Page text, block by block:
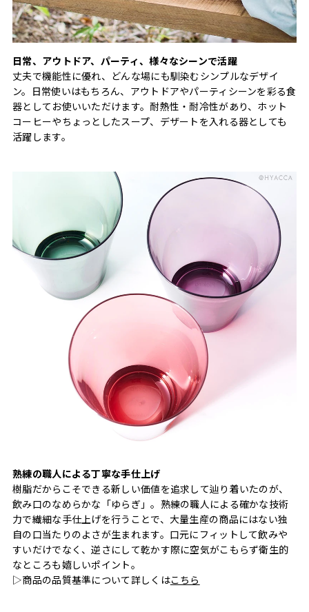
日常、アウトドア、パーティ、様々なシーンで活躍
丈夫で機能性に優れ、どんな場にも馴染むシンプルなデザイ
ン。日常使いはもちろん、アウトドアやパーティシーンを彩る食
器としてお使いいただけます。耐熱性・耐冷性があり、ホット
コーヒーやちょっとしたスープ、デザートを入れる器としても
活躍します。
熟練の職人による丁寧な手仕上げ
樹脂だからこそできる新しい価値を追求して辿り着いたのが、
飲み口のなめらかな「ゆらぎ」。熟練の職人による確かな技術
力で繊細な手仕上げを行うことで、大量生産の商品にはない独
自の口当たりのよさが生まれます。口元にフィットして飲みや
すいだけでなく、逆さにして乾かす際に空気がこもらず衛生的
なところも嬉しいポイント。
▷商品の品質基準について詳しくはこちら